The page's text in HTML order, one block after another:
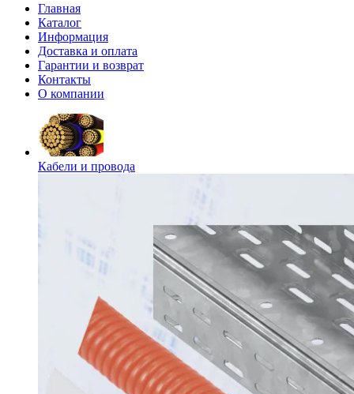
Главная
Каталог
Информация
Доставка и оплата
Гарантии и возврат
Контакты
О компании
Кабели и провода